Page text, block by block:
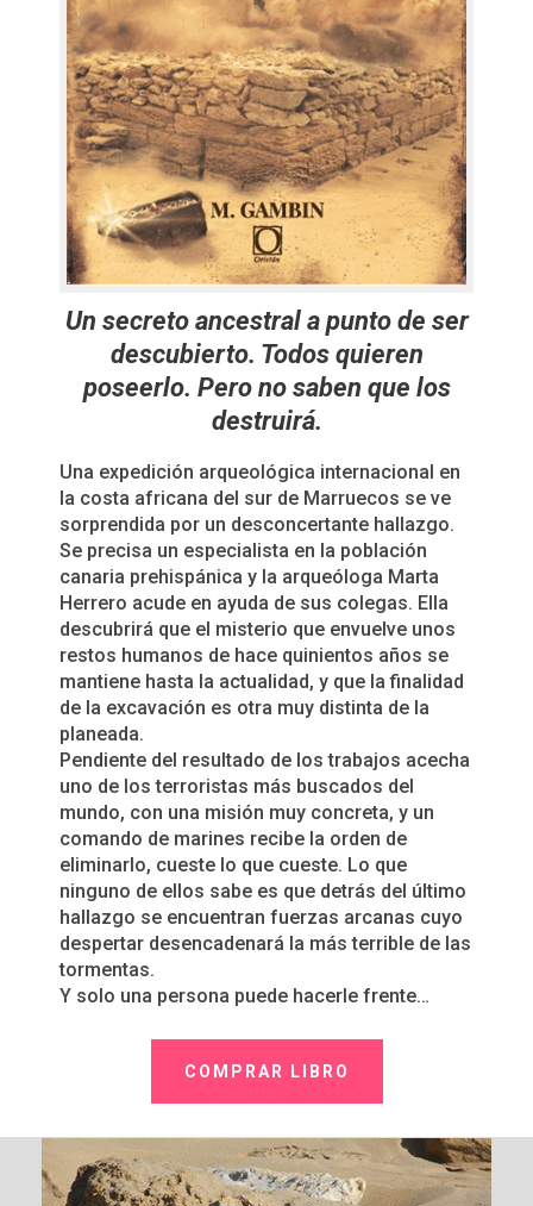
Un secreto ancestral a punto de ser
descubierto. Todos quieren
poseerlo. Pero no saben que los
destruirá.
Una expedición arqueológica internacional en
la costa africana del sur de Marruecos se ve
sorprendida por un desconcertante hallazgo.
Se precisa un especialista en la población
canaria prehispánica y la arqueóloga Marta
Herrero acude en ayuda de sus colegas. Ella
descubrirá que el misterio que envuelve unos
restos humanos de hace quinientos años se
mantiene hasta la actualidad, y que la finalidad
de la excavación es otra muy distinta de la
planeada.
Pendiente del resultado de los trabajos acecha
uno de los terroristas más buscados del
mundo, con una misión muy concreta, y un
comando de marines recibe la orden de
eliminarlo, cueste lo que cueste. Lo que
ninguno de ellos sabe es que detrás del último
hallazgo se encuentran fuerzas arcanas cuyo
despertar desencadenará la más terrible de las
tormentas.
Y solo una persona puede hacerle frente…
COMPRAR LIBRO